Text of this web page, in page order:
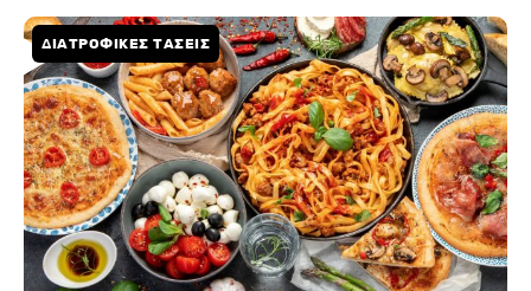
ΔΙΑΤΡΟΦΙΚΕΣ ΤΑΣΕΙΣ